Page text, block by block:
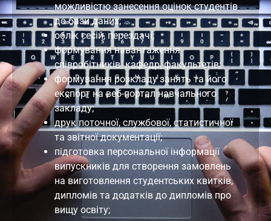
можливістю занесення оцінок студентів
до бази даних;
облік сесій, перездачі;
формування навантаження
співробітників. кафедр, факультетів;
формування розкладу занять та його
експорт на веб-портал навчального
закладу;
друк поточної, службової, статистичної
та звітної документації;
підготовка персональної інформації
випускників для створення замовлень
на виготовлення студентських квитків,
дипломів та додатків до дипломів про
вищу освіту;